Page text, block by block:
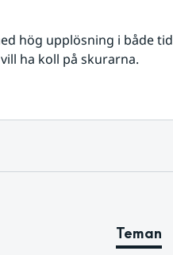
hög upplösning i både tid
ha koll på skurarna.
Teman